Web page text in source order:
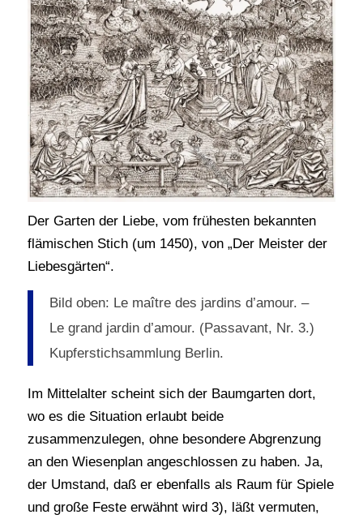
Der Garten der Liebe, vom frühesten bekannten
flämischen Stich (um 1450), von „Der Meister der
Liebesgärten“.
Bild oben: Le maître des jardins d’amour. –
Le grand jardin d’amour. (Passavant, Nr. 3.)
Kupferstichsammlung Berlin.
Im Mittelalter scheint sich der Baumgarten dort,
wo es die Situation erlaubt beide
zusammenzulegen, ohne besondere Abgrenzung
an den Wiesenplan angeschlossen zu haben. Ja,
der Umstand, daß er ebenfalls als Raum für Spiele
und große Feste erwähnt wird 3), läßt vermuten,